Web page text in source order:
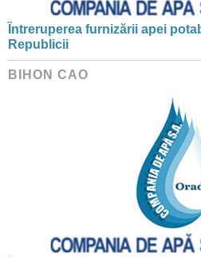
Întreruperea furnizării apei
Republicii
BIHON CAO